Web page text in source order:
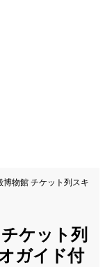
博物館 チケット列スキッ
ケット列
ガイド付